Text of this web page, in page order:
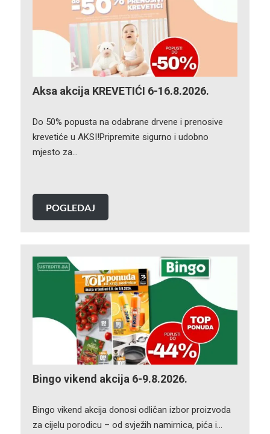
Aksa akcija KREVETIĆI 6-16.8.2026.
Do 50% popusta na odabrane drvene i prenosive
krevetiće u AKSI!Pripremite sigurno i udobno
mjesto za…
POGLEDAJ
Bingo vikend akcija 6-9.8.2026.
Bingo vikend akcija donosi odličan izbor proizvoda
za cijelu porodicu – od svježih namirnica, pića i…